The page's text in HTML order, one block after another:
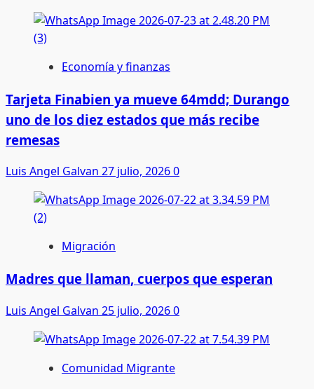
Economía y finanzas
Tarjeta Finabien ya mueve 64mdd; Durango
uno de los diez estados que más recibe
remesas
Luis Angel Galvan 27 julio, 20260
Migración
Madres que llaman, cuerpos que esperan
Luis Angel Galvan 25 julio, 20260
Comunidad Migrante